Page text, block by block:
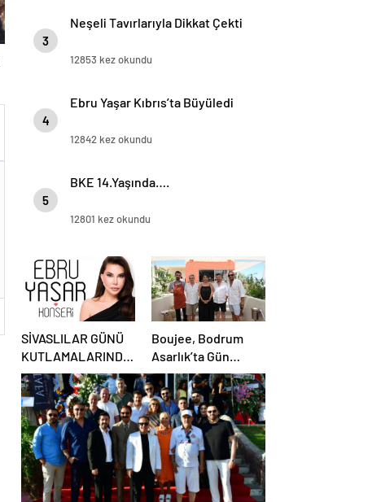
3
Neşeli Tavırlarıyla Dikkat Çekti
12853 kez okundu
4
Ebru Yaşar Kıbrıs’ta Büyüledi
12842 kez okundu
5
BKE 14.Yaşında….
12801 kez okundu
SİVASLILAR GÜNÜ
KUTLAMALARINDA
EBRU YAŞAR
RÜZGARI ESECEK!
Boujee, Bodrum
Asarlık’ta Gün
Batımının En Şık
Adresi Oldu